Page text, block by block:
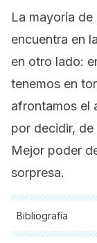
La mayoría
encuentra en
en otro lado:
tenemos en
afrontamos el
por decidir,
Mejor poder
sorpresa.
Bibliografía
Todas las